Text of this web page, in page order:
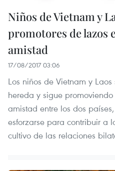
Niños de Vietnam y
promotores de lazos
amistad
17/08/2017 03:06
Los niños de Vietnam y
hereda y sigue
amistad entre los dos
esforzarse para contribuir a
cultivo de las relaciones